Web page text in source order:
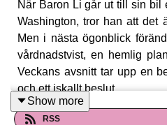
När Baron Li går ut till sin bil
Washington, tror han att det
Men i nästa ögonblick
vårdnadstvist, en hemlig
Veckans avsnitt tar upp en
och ett iskallt beslut.
Show more
RSS